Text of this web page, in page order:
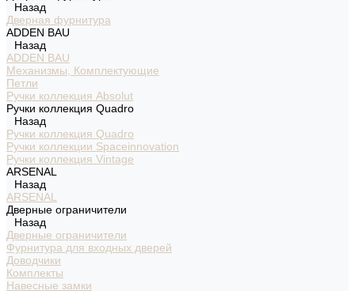
Назад
Дверная фурнитура
ADDEN BAU
Назад
ADDEN BAU
Механизмы, Комплектующие
Петли
Ручки коллекция Absolut
Ручки коллекция Quadro
Назад
Ручки коллекция Quadro
Ручки коллекции Spaceinnovation
Ручки коллекция Vintage
ARSENAL
Назад
ARSENAL
Дверные ограничители
Назад
Дверные ограничители
Фурнитура для входных дверей
Доводчики
Комплекты
Навесные замки